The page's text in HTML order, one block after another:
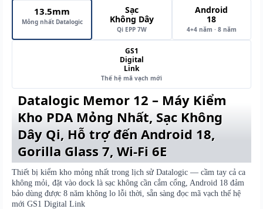
13.5mm
Mỏng nhất Datalogic
Sạc
Không Dây
Qi EPP 7W
Android
18
4+4 năm · 8 năm
GS1
Digital
Link
Thế hệ mã vạch mới
Datalogic Memor 12 – Máy Kiểm
Kho PDA Mỏng Nhất, Sạc Không
Dây Qi, Hỗ trợ đến Android 18,
Gorilla Glass 7, Wi-Fi 6E
Thiết bị kiểm kho mỏng nhất trong lịch sử Datalogic — cầm tay cả ca
không mỏi, đặt vào dock là sạc không cần cắm cổng, Android 18 đảm
bảo dùng được 8 năm không lo lỗi thời, sẵn sàng đọc mã vạch thế hệ
mới GS1 Digital Link